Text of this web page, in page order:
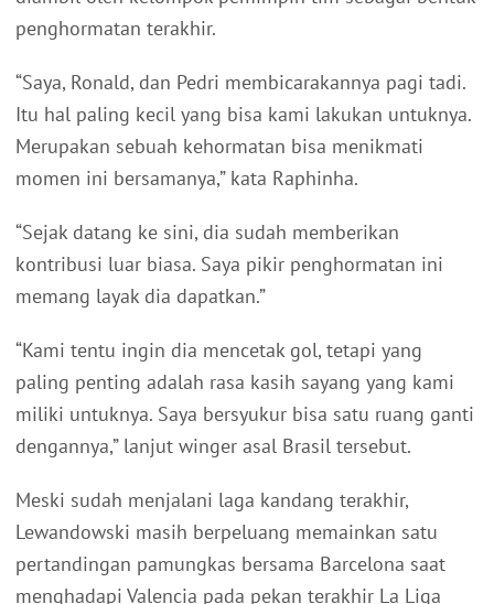
penghormatan terakhir.
“Saya, Ronald, dan Pedri membicarakannya pagi tadi.
Itu hal paling kecil yang bisa kami lakukan untuknya.
Merupakan sebuah kehormatan bisa menikmati
momen ini bersamanya,” kata Raphinha.
“Sejak datang ke sini, dia sudah memberikan
kontribusi luar biasa. Saya pikir penghormatan ini
memang layak dia dapatkan.”
“Kami tentu ingin dia mencetak gol, tetapi yang
paling penting adalah rasa kasih sayang yang kami
miliki untuknya. Saya bersyukur bisa satu ruang ganti
dengannya,” lanjut winger asal Brasil tersebut.
Meski sudah menjalani laga kandang terakhir,
Lewandowski masih berpeluang memainkan satu
pertandingan pamungkas bersama Barcelona saat
menghadapi Valencia pada pekan terakhir La Liga